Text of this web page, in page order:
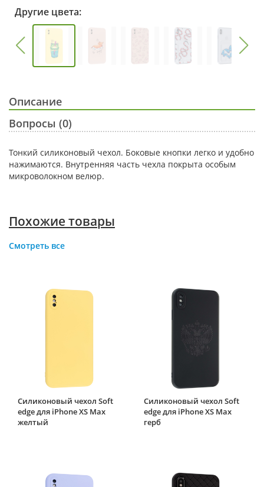
Другие цвета:
Описание
Вопросы (0)
Тонкий силиконовый чехол. Боковые кнопки легко и удобно
нажимаются. Внутренняя часть чехла покрыта особым
микроволокном велюр.
Похожие товары
Смотреть все
Силиконовый чехол Soft
edge для iPhone XS Max
желтый
Силиконовый чехол Soft
edge для iPhone XS Max
герб